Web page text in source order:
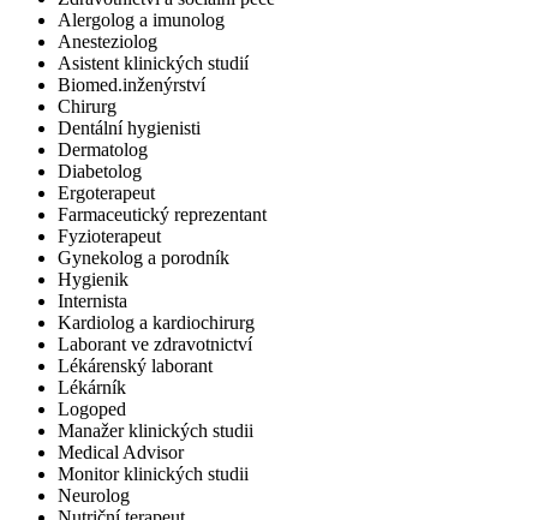
Alergolog a imunolog
Anesteziolog
Asistent klinických studií
Biomed.inženýrství
Chirurg
Dentální hygienisti
Dermatolog
Diabetolog
Ergoterapeut
Farmaceutický reprezentant
Fyzioterapeut
Gynekolog a porodník
Hygienik
Internista
Kardiolog a kardiochirurg
Laborant ve zdravotnictví
Lékárenský laborant
Lékárník
Logoped
Manažer klinických studii
Medical Advisor
Monitor klinických studii
Neurolog